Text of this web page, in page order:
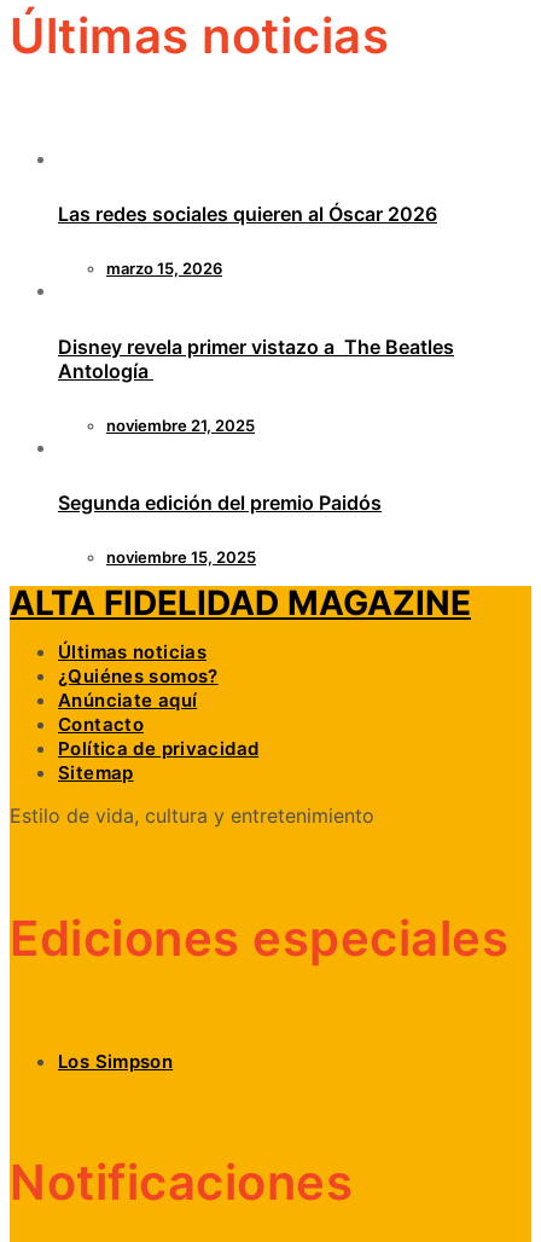
Últimas noticias
Las redes sociales quieren al Óscar 2026
marzo 15, 2026
Disney revela primer vistazo a The Beatles
Antología
noviembre 21, 2025
Segunda edición del premio Paidós
noviembre 15, 2025
ALTA FIDELIDAD MAGAZINE
Últimas noticias
¿Quiénes somos?
Anúnciate aquí
Contacto
Política de privacidad
Sitemap
Estilo de vida, cultura y entretenimiento
Ediciones especiales
Los Simpson
Notificaciones